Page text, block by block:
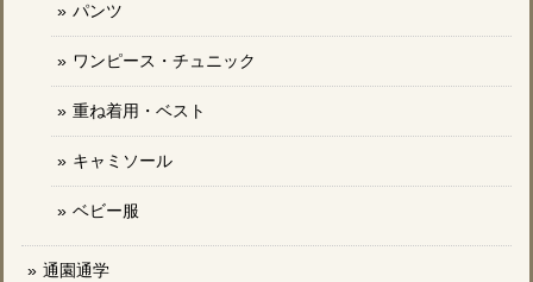
パンツ
ワンピース・チュニック
重ね着用・ベスト
キャミソール
ベビー服
通園通学